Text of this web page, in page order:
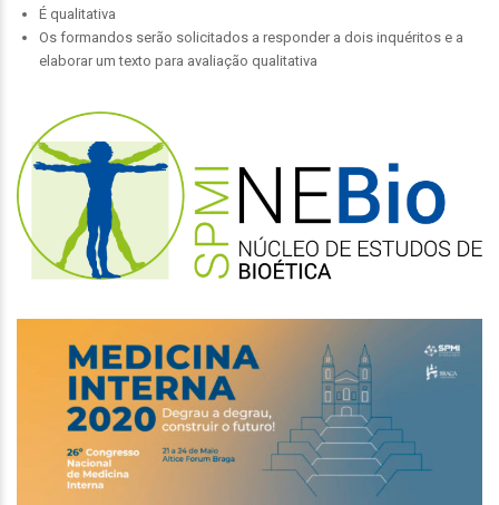
É qualitativa
Os formandos serão solicitados a responder a dois inquéritos e a
elaborar um texto para avaliação qualitativa